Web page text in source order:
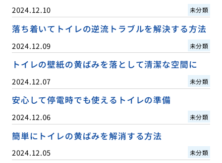
2024.12.10 未分類
落ち着いてトイレの逆流トラブルを解決する方法
2024.12.09 未分類
トイレの壁紙の黄ばみを落として清潔な空間に
2024.12.07 未分類
安心して停電時でも使えるトイレの準備
2024.12.06 未分類
簡単にトイレの黄ばみを解消する方法
2024.12.05 未分類